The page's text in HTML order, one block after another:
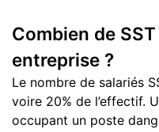
Combien de
entreprise ?
Le nombre de salariés
voire 20% de l’effectif.
occupant un poste